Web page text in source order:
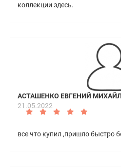
коллекции здесь.
АСТАШЕНКО ЕВГЕНИЙ
21.05.2022
все что купил ,пришло быстро